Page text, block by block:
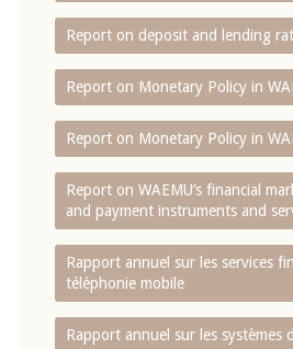
Report on deposit and lending
Report on Monetary Policy in
Report on Monetary Policy in
Report on WAEMU’s financial
and payment instruments and
Rapport annuel sur les services
téléphonie mobile
Rapport annuel sur les systèmes